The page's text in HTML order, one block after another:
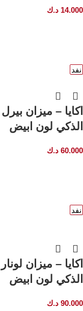
14.000 د.ك
نفد
اكايا – ميزان بيرل
الذكي لون ابيض
60.000 د.ك
نفد
اكايا – ميزان لونار
الذكي لون ابيض
90.000 د.ك